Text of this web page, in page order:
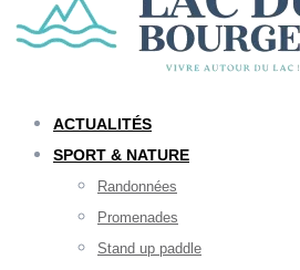
ACTUALITÉS
SPORT & NATURE
Randonnées
Promenades
Stand up paddle